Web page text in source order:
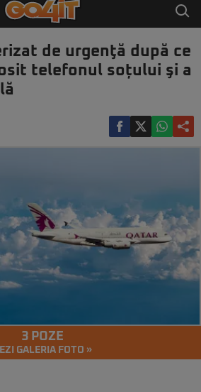
de urgenţă după ce
telefonul soțului şi a
3 POZE
GALERIA FOTO »